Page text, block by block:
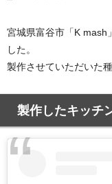
宮城県富谷市「K mash
した。
製作させていただいた
製作したキッチ